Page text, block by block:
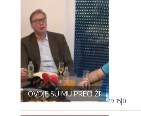
OVDJE SU MU PRECI ŽIVJELI
19:35|0